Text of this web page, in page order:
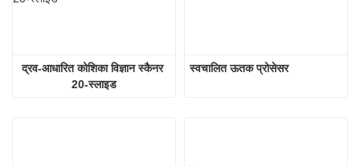
द्रव-आधारित कोशिका विज्ञान स्कैनर
20-स्लाइड
स्वचालित ऊतक प्रोसेसर